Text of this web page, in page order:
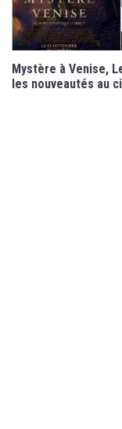
Mystère à Venise,
les nouveautés au